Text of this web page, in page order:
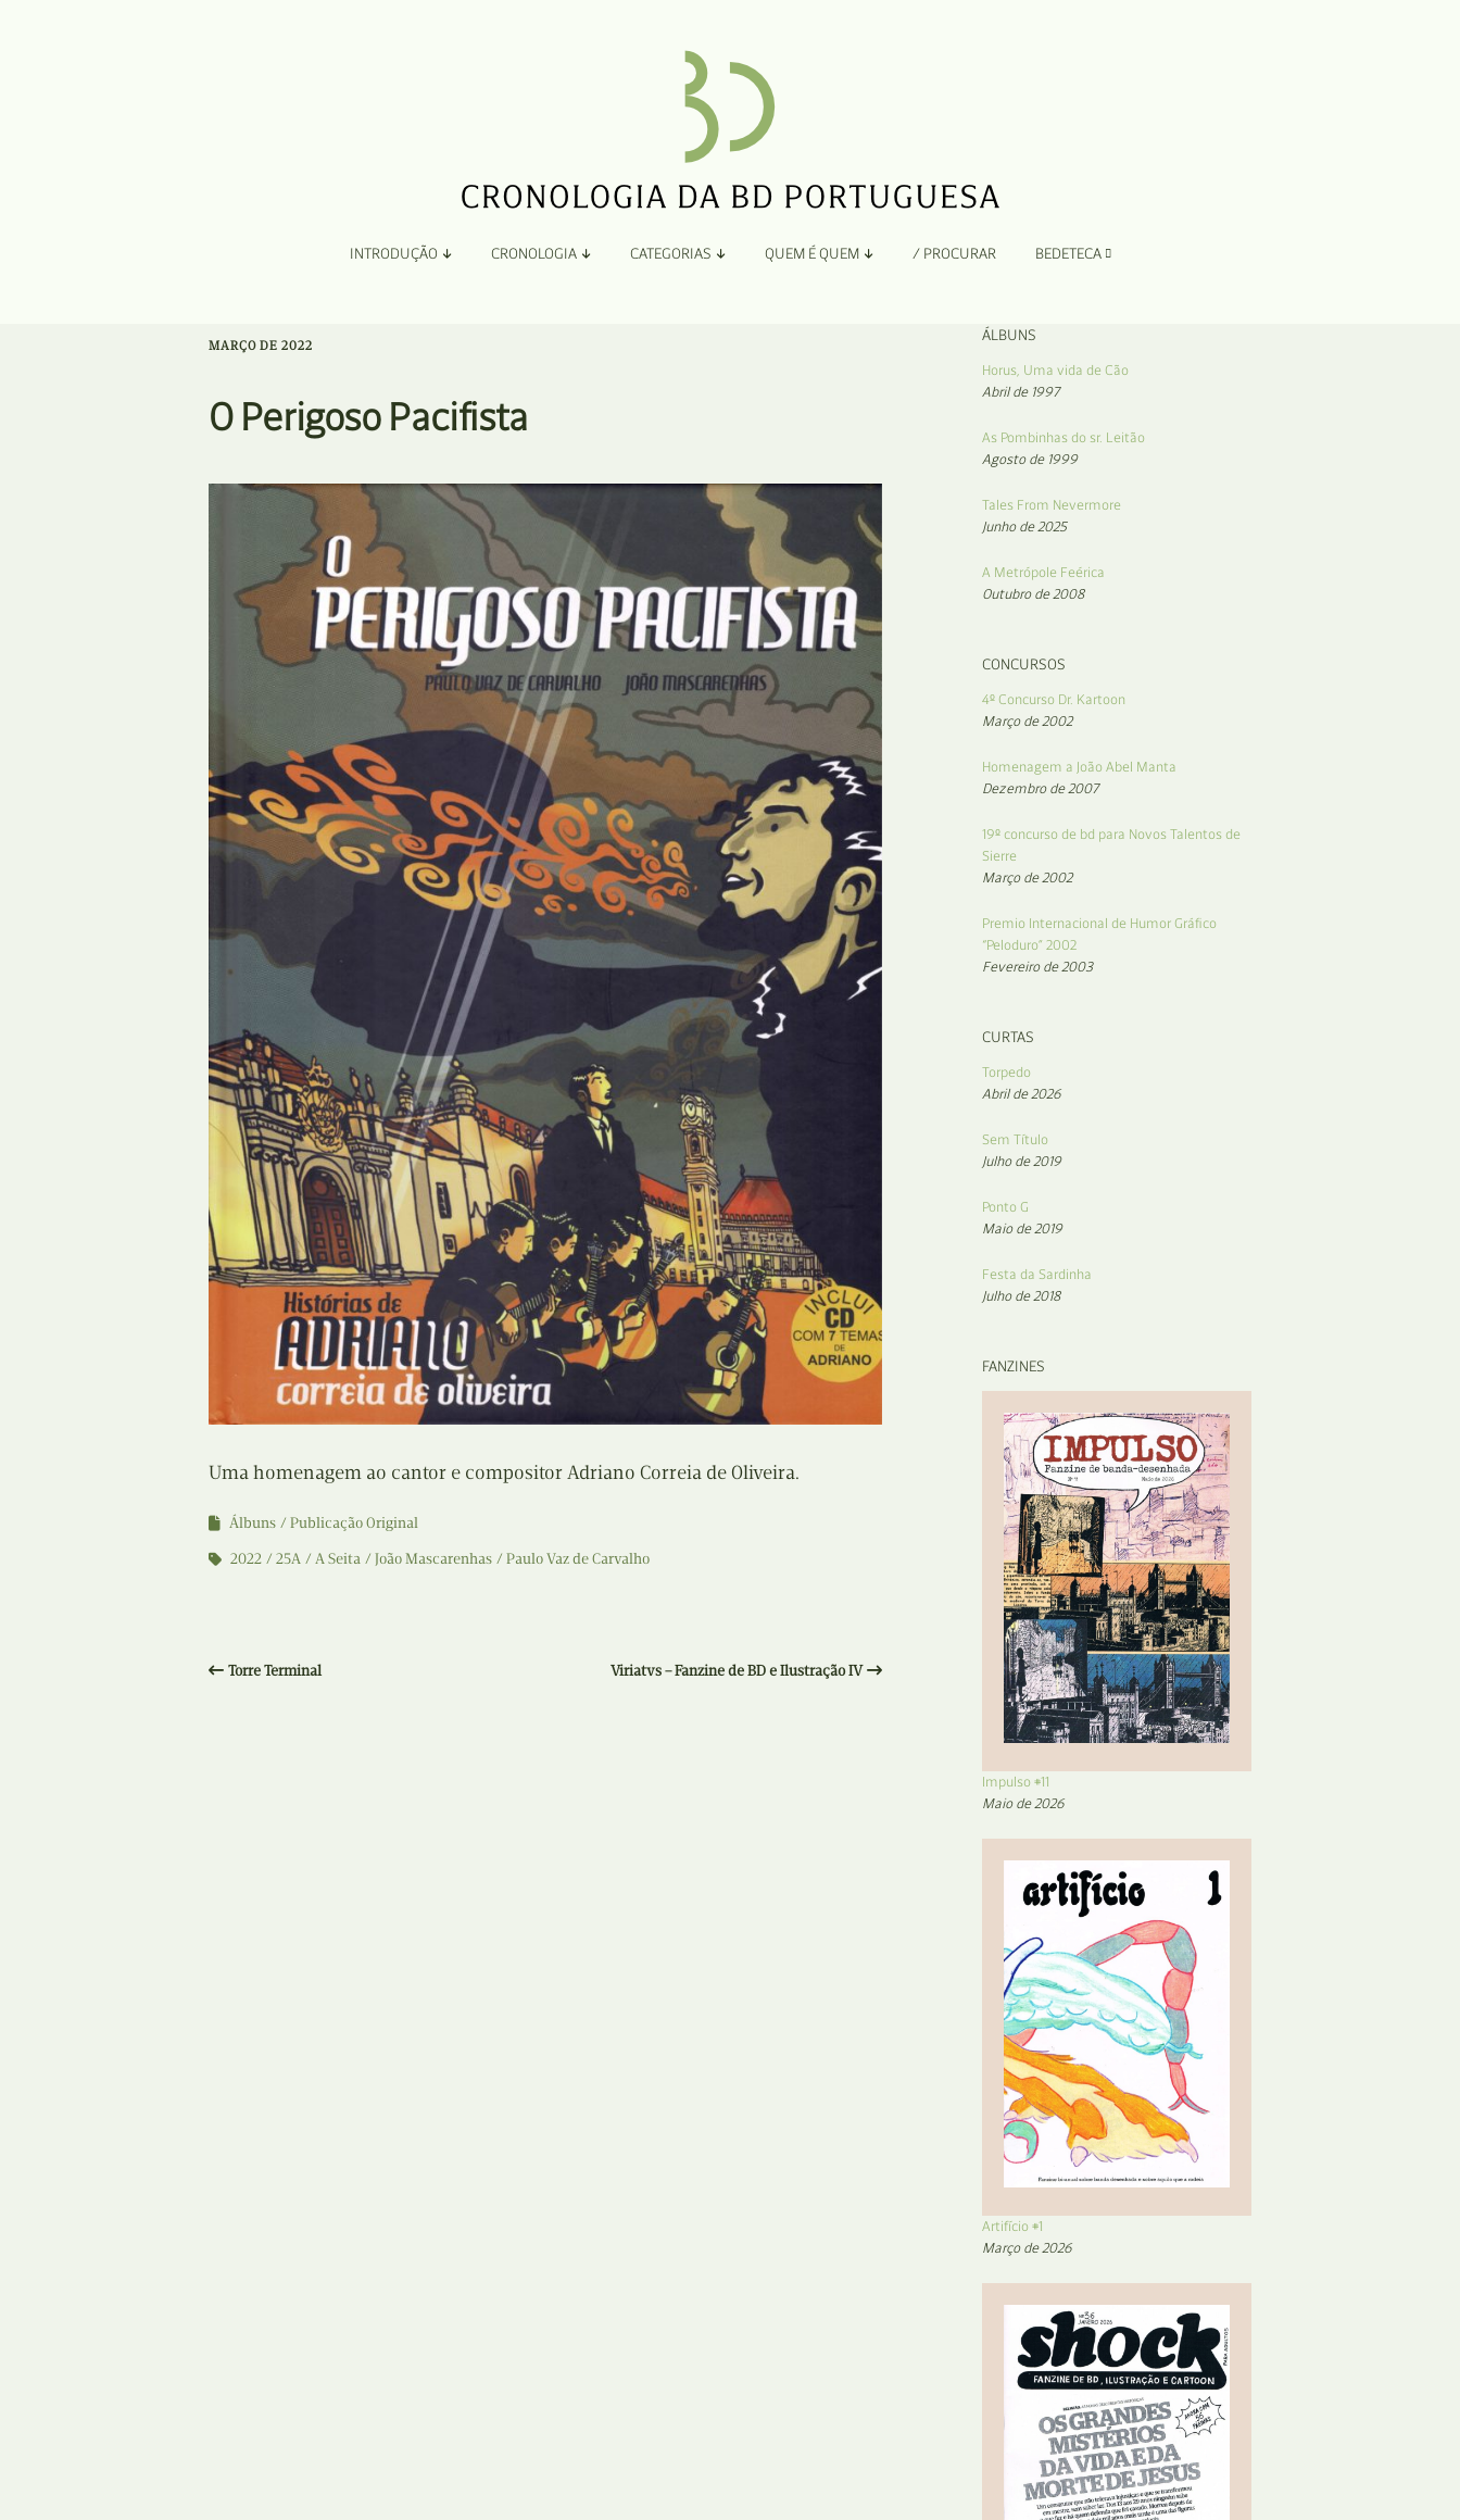
INTRODUÇÃO
Ficha Técnica e Apoios
CRONOLOGIA CATEGORIAS
Concursos
Curtas
Edição Digital
Edição Portuguesa
Exposições e Eventos
Fanzines
Festivais e Salões
Formação
Internacional
Estudos
Óbitos
Para BD
Publicação Original
Prémios
Programas e Catálogos
Publicações em periódicos
Recolha
QUEM É QUEM / PROCURAR BEDETECA
MARÇO DE 2022
O Perigoso Pacifista
Uma homenagem ao cantor e compositor Adriano Correia de Oliveira.
Álbuns
Publicação Original
2022
25A A Seita João Mascarenhas Paulo Vaz de Carvalho
Torre Terminal Viriatvs – Fanzine de BD e Ilustração IV
ÁLBUNS
Horus, Uma vida de Cão
Abril de 1997
As Pombinhas do sr. Leitão
Agosto de 1999
Tales From Nevermore
Junho de 2025
A Metrópole Feérica
Outubro de 2008
CONCURSOS
4º Concurso Dr. Kartoon
Março de 2002
Homenagem a João Abel Manta
Dezembro de 2007
19º concurso de bd para Novos Talentos de
Sierre
Março de 2002
Premio Internacional de Humor Gráfico
“Peloduro” 2002
Fevereiro de 2003
CURTAS
Torpedo
Abril de 2026
Sem Título
Julho de 2019
Ponto G
Maio de 2019
Festa da Sardinha
Julho de 2018
FANZINES
Impulso #11
Maio de 2026
Artifício #1
Março de 2026